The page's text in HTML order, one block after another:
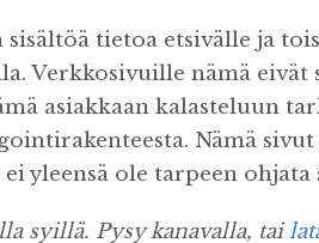
tietoa etsivälle ja
Verkkosivuille nämä eivät
asiakkaan kalasteluun
Nämä
yleensä ole tarpeen ohjata
syillä. Pysy kanavalla, tai